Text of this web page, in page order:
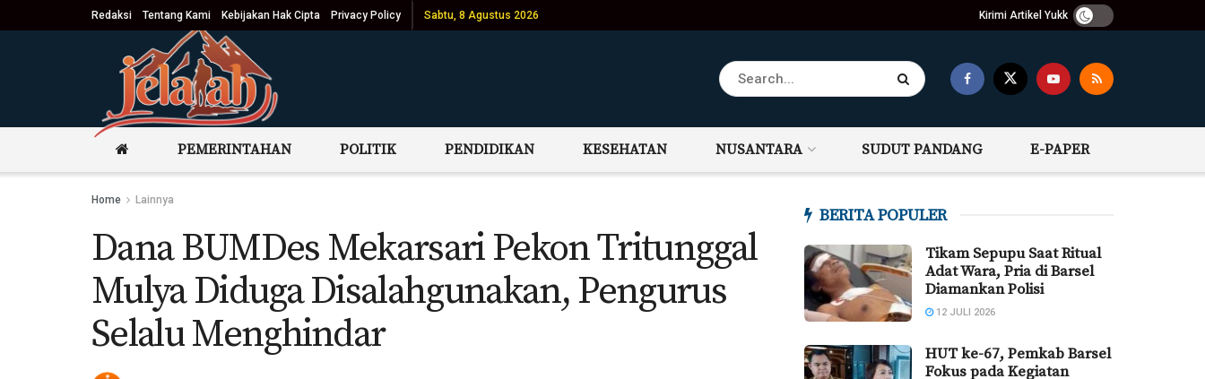
Redaksi Tentang Kami Kebijakan Hak Cipta Privacy Policy Sabtu, 8 Agustus 2026 Kirimi Artikel Yukk
PEMERINTAHAN POLITIK PENDIDIKAN KESEHATAN NUSANTARA SUDUT PANDANG E-PAPER
Home Lainnya
Dana BUMDes Mekarsari Pekon Tritunggal
Mulya Diduga Disalahgunakan, Pengurus
Selalu Menghindar
BERITA POPULER
Tikam Sepupu Saat Ritual
Adat Wara, Pria di Barsel
Diamankan Polisi
12 JULI 2026
HUT ke-67, Pemkab Barsel
Fokus pada Kegiatan